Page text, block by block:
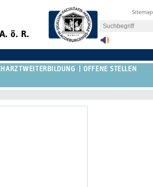
ö. R.
Sitemap
OFFENE STELLEN